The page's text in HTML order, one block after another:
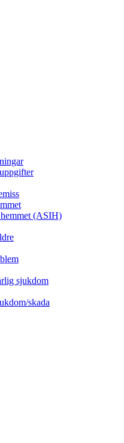
(ASIH)
sjukdom
skada